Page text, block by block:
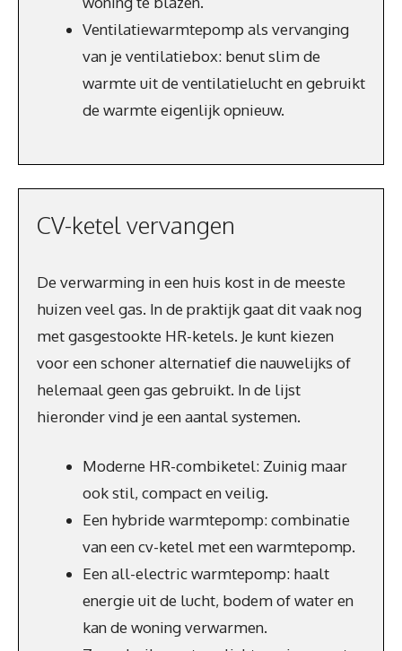
Ventilatiewarmtepomp als vervanging
van je ventilatiebox: benut slim de
warmte uit de ventilatielucht en gebruikt
de warmte eigenlijk opnieuw.
CV-ketel vervangen
De verwarming in een huis kost in de meeste
huizen veel gas. In de praktijk gaat dit vaak nog
met gasgestookte HR-ketels. Je kunt kiezen
voor een schoner alternatief die nauwelijks of
helemaal geen gas gebruikt. In de lijst
hieronder vind je een aantal systemen.
Moderne HR-combiketel: Zuinig maar
ook stil, compact en veilig.
Een hybride warmtepomp: combinatie
van een cv-ketel met een warmtepomp.
Een all-electric warmtepomp: haalt
energie uit de lucht, bodem of water en
kan de woning verwarmen.